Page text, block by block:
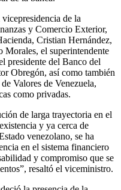
de la
y Comercio Exterior,
Cristian Hernández,
Morales, el superintendente
presidente del Banco del
Obregón, así como también
Valores de Venezuela,
como privadas.
de larga trayectoria en el
y ya cerca de
venezolano, se ha
en el sistema financiero
y compromiso que se
resaltó el viceministro.